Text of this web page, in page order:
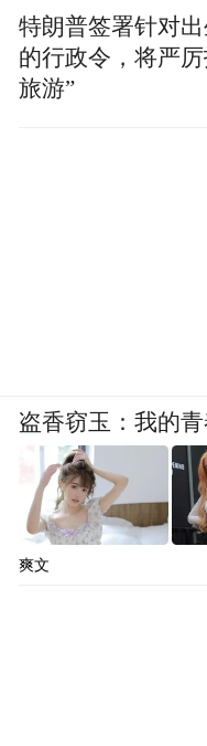
特朗普签署针对
的行政令，将严
旅游”
盗香窃玉：我的
爽文